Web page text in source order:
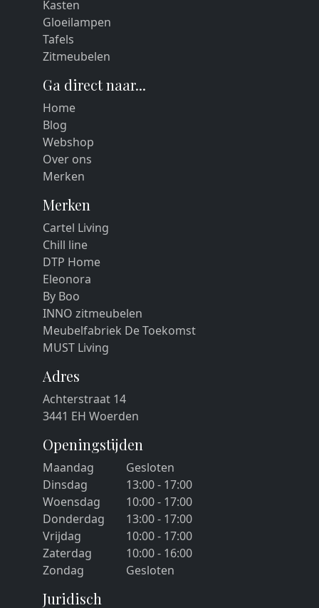
Kasten
Gloeilampen
Tafels
Zitmeubelen
Ga direct naar...
Home
Blog
Webshop
Over ons
Merken
Merken
Cartel Living
Chill line
DTP Home
Eleonora
By Boo
INNO zitmeubelen
Meubelfabriek De Toekomst
MUST Living
Adres
Achterstraat 14
3441 EH Woerden
Openingstijden
Maandag
Gesloten
Dinsdag
13:00 - 17:00
Woensdag
10:00 - 17:00
Donderdag
13:00 - 17:00
Vrijdag
10:00 - 17:00
Zaterdag
10:00 - 16:00
Zondag
Gesloten
Juridisch